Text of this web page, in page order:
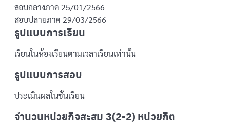
สอบกลางภาค 25/01/2566
สอบปลายภาค 29/03/2566
รูปแบบการเรียน
เรียนในห้องเรียนตามเวลาเรียนเท่านั้น
รูปแบบการสอบ
ประเมินผลในชั้นเรียน
จำนวนหน่วยกิจสะสม 3(2-2) หน่วยกิต